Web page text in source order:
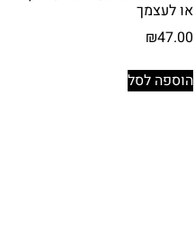
או לעצמך
₪47.00
הוספה לסל